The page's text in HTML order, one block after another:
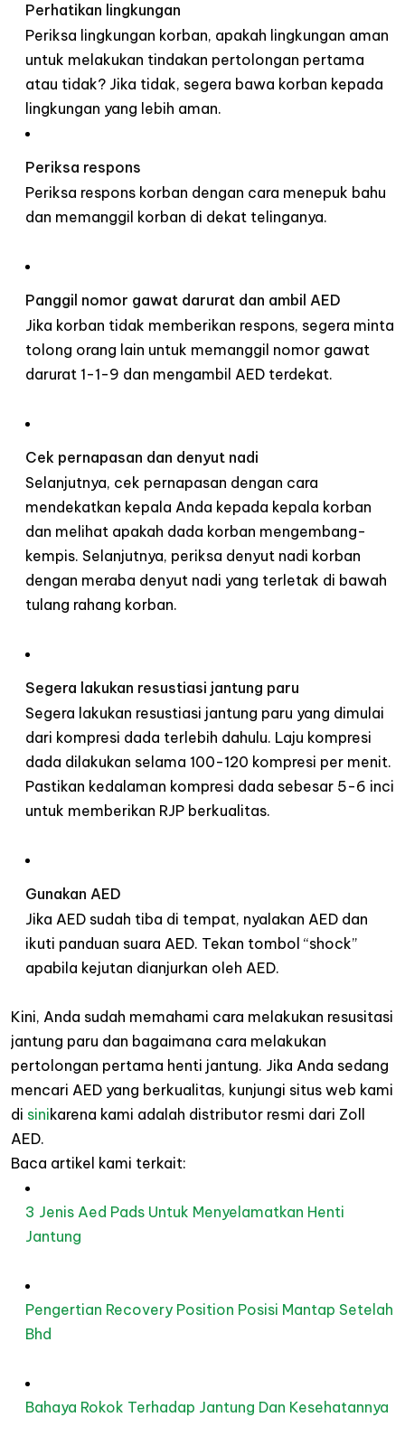
Perhatikan lingkungan
Periksa lingkungan korban, apakah lingkungan aman
untuk melakukan tindakan pertolongan pertama
atau tidak? Jika tidak, segera bawa korban kepada
lingkungan yang lebih aman.
Periksa respons
Periksa respons korban dengan cara menepuk bahu
dan memanggil korban di dekat telinganya.
Panggil nomor gawat darurat dan ambil AED
Jika korban tidak memberikan respons, segera minta
tolong orang lain untuk memanggil nomor gawat
darurat 1-1-9 dan mengambil AED terdekat.
Cek pernapasan dan denyut nadi
Selanjutnya, cek pernapasan dengan cara
mendekatkan kepala Anda kepada kepala korban
dan melihat apakah dada korban mengembang-
kempis. Selanjutnya, periksa denyut nadi korban
dengan meraba denyut nadi yang terletak di bawah
tulang rahang korban.
Segera lakukan resustiasi jantung paru
Segera lakukan resustiasi jantung paru yang dimulai
dari kompresi dada terlebih dahulu. Laju kompresi
dada dilakukan selama 100-120 kompresi per menit.
Pastikan kedalaman kompresi dada sebesar 5-6 inci
untuk memberikan RJP berkualitas.
Gunakan AED
Jika AED sudah tiba di tempat, nyalakan AED dan
ikuti panduan suara AED. Tekan tombol “shock”
apabila kejutan dianjurkan oleh AED.
Kini, Anda sudah memahami cara melakukan resusitasi
jantung paru dan bagaimana cara melakukan
pertolongan pertama henti jantung. Jika Anda sedang
mencari AED yang berkualitas, kunjungi situs web kami
di sinikarena kami adalah distributor resmi dari Zoll
AED.
Baca artikel kami terkait:
3 Jenis Aed Pads Untuk Menyelamatkan Henti
Jantung
Pengertian Recovery Position Posisi Mantap Setelah
Bhd
Bahaya Rokok Terhadap Jantung Dan Kesehatannya